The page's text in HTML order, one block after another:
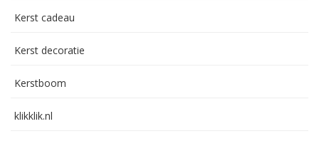
Kerst cadeau
Kerst decoratie
Kerstboom
klikklik.nl